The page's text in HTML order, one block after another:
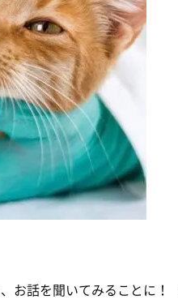
、お話を聞いてみることに